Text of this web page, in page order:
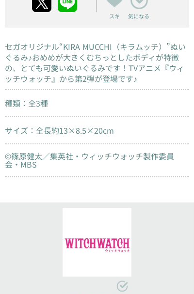
スキ 気になる
セガオリジナル“KIRA MUCCHI（キラムッチ）”ぬい
ぐるみ♪おめめが大きくむちっとしたボディが特徴
の、とても可愛いぬいぐるみです！TVアニメ『ウィ
ッチウォッチ』から第2弾が登場です♪
種類：全3種
サイズ：全長約13×8.5×20cm
©篠原健太／集英社・ウィッチウォッチ製作委員
会・MBS